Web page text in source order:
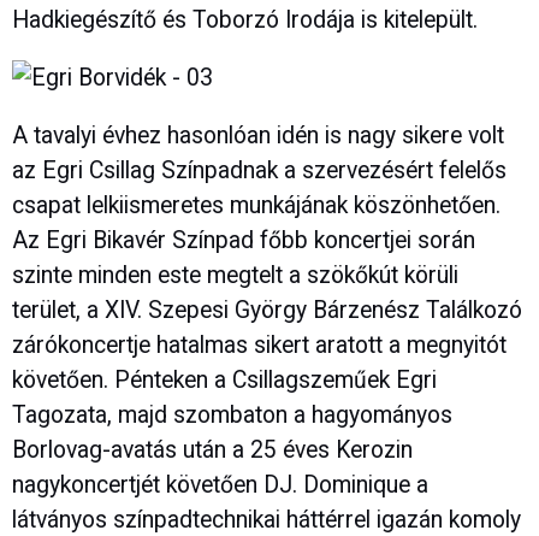
Hadkiegészítő és Toborzó Irodája is kitelepült.
A tavalyi évhez hasonlóan idén is nagy sikere volt
az Egri Csillag Színpadnak a szervezésért felelős
csapat lelkiismeretes munkájának köszönhetően.
Az Egri Bikavér Színpad főbb koncertjei során
szinte minden este megtelt a szökőkút körüli
terület, a XIV. Szepesi György Bárzenész Találkozó
zárókoncertje hatalmas sikert aratott a megnyitót
követően. Pénteken a Csillagszeműek Egri
Tagozata, majd szombaton a hagyományos
Borlovag-avatás után a 25 éves Kerozin
nagykoncertjét követően DJ. Dominique a
látványos színpadtechnikai háttérrel igazán komoly